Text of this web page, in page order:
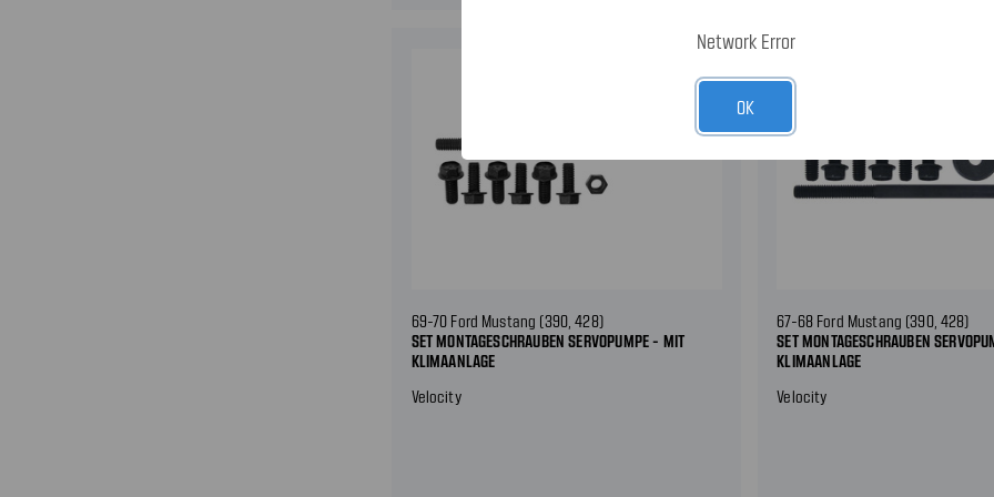
69-70 Ford Mustang (390, 428)
SET MONTAGESCHRAUBEN SERVOPUMPE - MIT
KLIMAANLAGE
Velocity
67-68 Ford Mustang (390, 428)
SET MONTAGESCHRAUBEN
KLIMAANLAGE
Velocity
Network Error
OK